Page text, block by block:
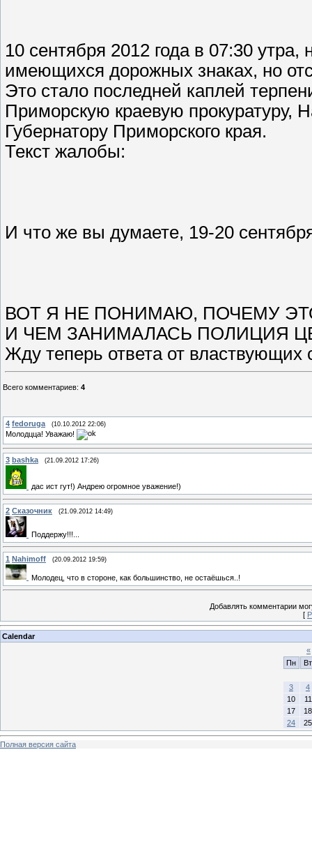
10 сентября 2012 года в 07:30
имеющихся дорожных знаках, но
Это стало последней каплей
Приморскую краевую прокуратуру,
Губернатору Приморского края.
Текст жалобы:
И что же вы думаете, 19-20
ВОТ Я НЕ ПОНИМАЮ, ПОЧЕМУ
И ЧЕМ ЗАНИМАЛАСЬ ПОЛИЦИЯ
Жду теперь ответа от властвующих
Всего комментариев: 4
4 fedoruga (10.10.2012 22:06)
Молодцца! Уважаю!
3 bashka (21.09.2012 17:26)
дас ист гут!) Андрею огромное уважение!)
2 Сказочник (21.09.2012 14:49)
Поддержу!!!...
1 Nahimoff (20.09.2012 19:59)
Молодец, что в стороне, как большинство, не остаёшься..!
Добавлять комментарии
[
Calendar
«
Пн
Вт
3
4
10
11
17
18
24
25
Полная версия сайта